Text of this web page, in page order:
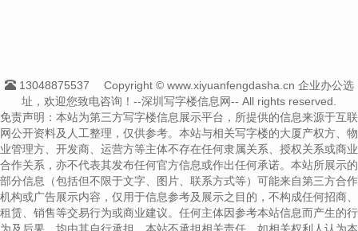
13048875537
Copyright © www.xiyuanfengdasha.cn 企业办公选
址，欢迎您致电咨询！--深圳写字楼信息网-- All rights reserved.
免责声明：本站为第三方写字楼信息展示平台，所提供的信息来源于互联
网公开资料及人工整理，仅供参考。本站与相关写字楼的大厦产权方、物
业管理方、开发商、运营方等主体不存在任何隶属关系、授权关系或商业
合作关系，亦不代表其发布任何官方信息或作出任何承诺。本站所展示的
部分信息（包括但不限于文字、图片、联系方式等）可能来自第三方合作
机构或广告展示内容，仅用于信息参考及展示之目的，不构成任何招商、
租赁、销售等交易行为或商业建议。任何主体因参考本站信息而产生的行